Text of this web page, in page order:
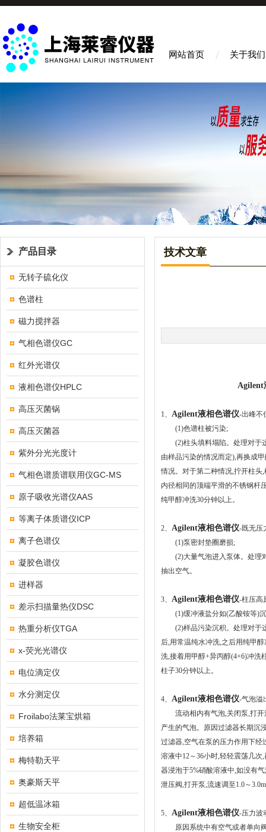
网站首页 关于我们
产品目录
无转子硫化仪
色谱柱
磁力搅拌器
气相色谱仪GC
红外光谱仪
液相色谱仪HPLC
高压灭菌锅
高压灭菌器
紫外分光光度计
气相色谱质谱联用仪GC-MS
原子吸收光谱仪AAS
等离子体质谱仪ICP
离子色谱仪
凝胶色谱仪
进样器
差示扫描量热仪DSC
热重分析仪TGA
x-荧光光谱仪
电位滴定仪
水分测定仪
Froilabo法莱宝烘箱
培养箱
梅特勒天平
奥豪斯天平
超低温冰箱
生物安全柜
技术文章
Agilent
1、 Agilent液相色谱仪-出峰不
(1)色谱柱被污染;
(2)柱头填料塌陷。处理对于
由样品污染的情况而定),再换成
情况。对于第二种情况,拧开柱头,
内径相同的顶端平滑的不锈钢杆
纯甲醇冲洗30分钟以上。
2、 Agilent液相色谱仪-既无压
(1)泵密封垫圈磨损;
(2)大量气泡进入泵体。处理
抽出空气。
3、 Agilent液相色谱仪-柱压高
(1)缓冲液盐分如(乙酸铵等)
(2)样品污染沉积。处理对于
后,用常温纯水冲洗,之后用纯甲
洗,接着用甲醇+异丙醇(4+6)冲洗
柱子30分钟以上。
4、 Agilent液相色谱仪-气泡溢
流动相内有气泡,关闭泵,打开
产生的气泡。原因过滤器长期沉
过滤器,空气在泵的压力作用下经
溶液中12～36小时,轻轻震荡几次,
器浸泡于5%硝酸溶液中,如没有
泄压阀,打开泵,流速调至1.0～
5、 Agilent液相色谱仪-压力波
原因系统中有空气或者单向